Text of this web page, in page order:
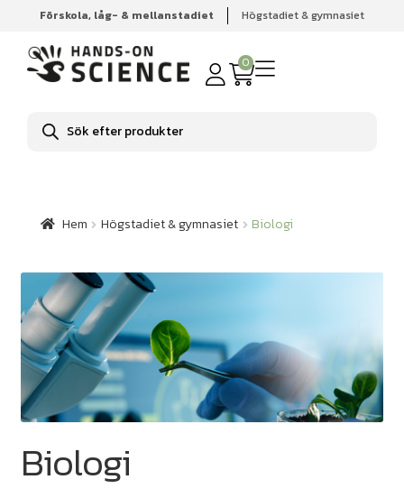
Förskola, låg- & mellanstadiet Högstadiet & gymnasiet
0
Produktsökning
Hem Högstadiet & gymnasiet Biologi
Hem Högstadiet & gymnasiet Biologi
Biologi